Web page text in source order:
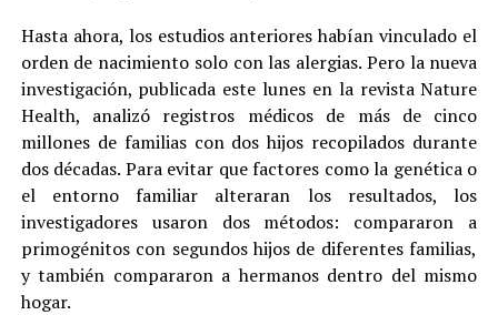
Hasta ahora, los estudios anteriores habían vinculado el
orden de nacimiento solo con las alergias. Pero la nueva
investigación, publicada este lunes en la revista Nature
Health, analizó registros médicos de más de cinco
millones de familias con dos hijos recopilados durante
dos décadas. Para evitar que factores como la genética o
el entorno familiar alteraran los resultados, los
investigadores usaron dos métodos: compararon a
primogénitos con segundos hijos de diferentes familias,
y también compararon a hermanos dentro del mismo
hogar.